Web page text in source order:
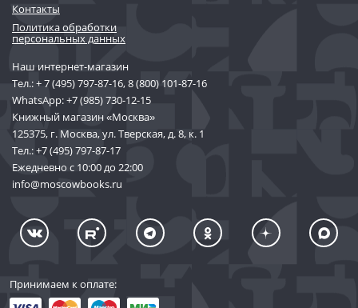
Контакты
Политика обработки
персональных данных
Наш интернет-магазин
Тел.:+ 7 (495) 797-87-16,8 (800) 101-87-16
WhatsApp:+7 (985) 730-12-15
Книжный магазин «Москва»
125375, г. Москва, ул. Тверская, д. 8, к. 1
Тел.:+7 (495) 797-87-17
Ежедневно с 10:00 до 22:00
info@moscowbooks.ru
Принимаем к оплате: